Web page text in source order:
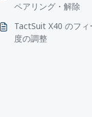
ペアリング・解除
TactSuit X40 のフィ
度の調整